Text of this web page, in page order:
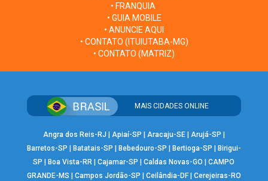
• FRANQUIA
• GUIA MOBILE
• ANUNCIE AQUI
• CONTATO (ITUIUTABA-MG)
• CONTATO (MATRIZ)
MAIS CIDADES ONLINE
Angra dos Reis-RJ Apiaí-SP Aracaju-SE| Arujá-SP
Barretos-SP
Batatais-SP Bebedouro-SP Bertioga-SP
Birigui-
SP
Boa Vista-RR |Cajamar-SP |Caldas Novas-GO |CAMPO
GRANDE-MS
Campos Jordão-SP Ceilândia-DF| Cerejeiras-RO